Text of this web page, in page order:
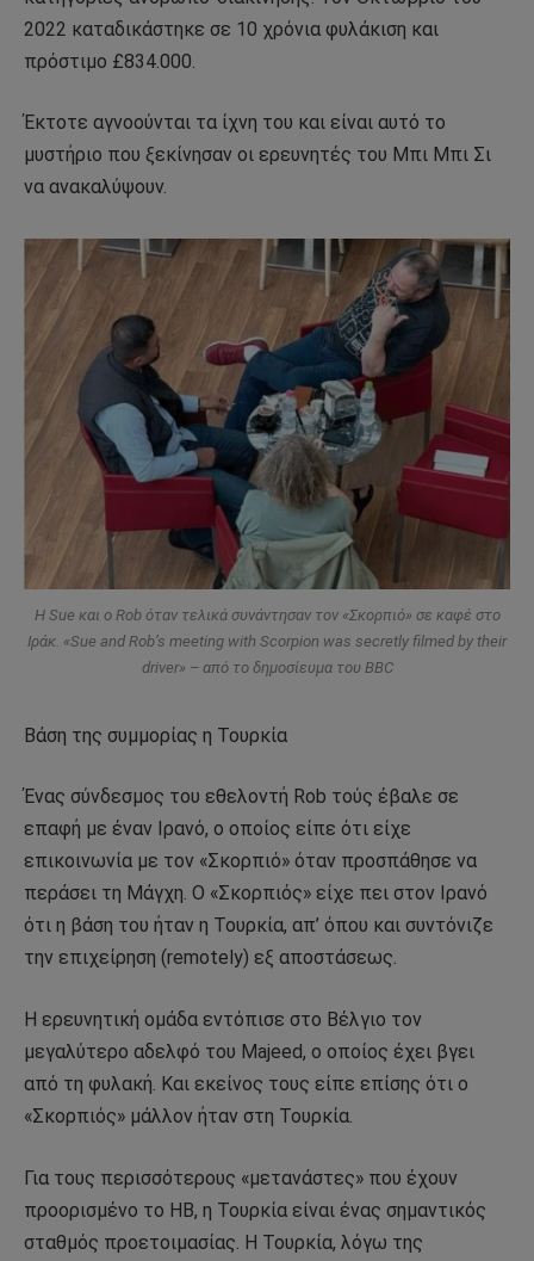
2022 καταδικάστηκε σε 10 χρόνια φυλάκιση και
πρόστιμο £834.000.
Έκτοτε αγνοούνται τα ίχνη του και είναι αυτό το
μυστήριο που ξεκίνησαν οι ερευνητές του Μπι Μπι Σι
να ανακαλύψουν.
H Sue και ο Rob όταν τελικά συνάντησαν τον «Σκορπιό» σε καφέ στο
Ιράκ. «Sue and Rob’s meeting with Scorpion was secretly filmed by their
driver» – από το δημοσίευμα του BBC
Βάση της συμμορίας η Τουρκία
Ένας σύνδεσμος του εθελοντή Rob τούς έβαλε σε
επαφή με έναν Ιρανό, ο οποίος είπε ότι είχε
επικοινωνία με τον «Σκορπιό» όταν προσπάθησε να
περάσει τη Μάγχη. Ο «Σκορπιός» είχε πει στον Ιρανό
ότι η βάση του ήταν η Τουρκία, απ’ όπου και συντόνιζε
την επιχείρηση (remotely) εξ αποστάσεως.
Η ερευνητική ομάδα εντόπισε στο Βέλγιο τον
μεγαλύτερο αδελφό του Majeed, ο οποίος έχει βγει
από τη φυλακή. Και εκείνος τους είπε επίσης ότι ο
«Σκορπιός» μάλλον ήταν στη Τουρκία.
Για τους περισσότερους «μετανάστες» που έχουν
προορισμένο το ΗΒ, η Τουρκία είναι ένας σημαντικός
σταθμός προετοιμασίας. Η Τουρκία, λόγω της